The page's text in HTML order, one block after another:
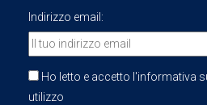
Indirizzo email:
Ho letto e accetto l'informativa
utilizzo